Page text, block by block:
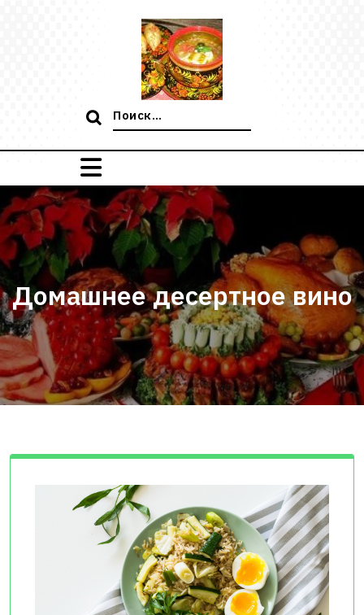
Поиск:
Домашнее десертное вино